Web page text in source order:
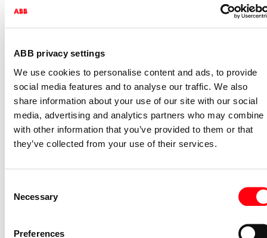
ABB privacy settings
We use cookies to personalise content and ads, to provide
social media features and to analyse our traffic. We also
share information about your use of our site with our social
media, advertising and analytics partners who may combine
with other information that you’ve provided to them or that
they’ve collected from your use of their services.
Selection
Necessary
Preferences
Nevenapparaat modulair System pro M
compact Hulpcontact 1M+1V
S2C-H11L
2CDS200936R0001
Niet voorraadhoudend - Courant
Nevenapparaat modulair System pro M
compact Hulpcontact aan de
Nevenapparaat modulair System pro M